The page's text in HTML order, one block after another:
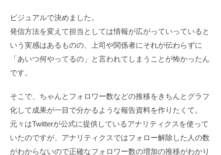
ビジュアルで決めました。
発信方法を変えて担当としては情報が広がっていっていると
いう実感はあるものの、上司や関係者にそれが伝わらずに
「あいつ何やってるの」と言われてしまうことが怖かったん
です。
そこで、ちゃんとフォロワー数などの推移をきちんとグラフ
化して成果が一目で分かるような報告資料を作りたくて。
元々はTwitterが公式に提供しているアナリティクスを使って
いたのですが、アナリティクスではフォロー解除した人の数
がわからないので正確なフォロワー数の増加の推移がわかり